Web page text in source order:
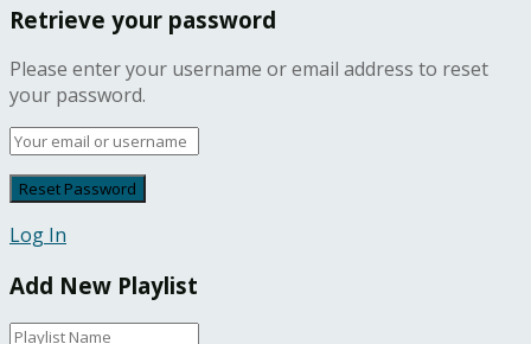
Retrieve your password
Please enter your username or email address to reset
your password.
Log In
Add New Playlist